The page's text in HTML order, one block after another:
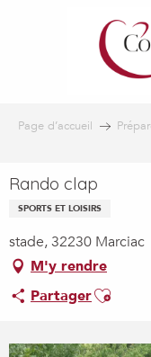
Page d’accueil
Rando clap
SPORTS ET LOISIRS
stade, 32230 Marciac
M'y rendre
PartagerAjouter